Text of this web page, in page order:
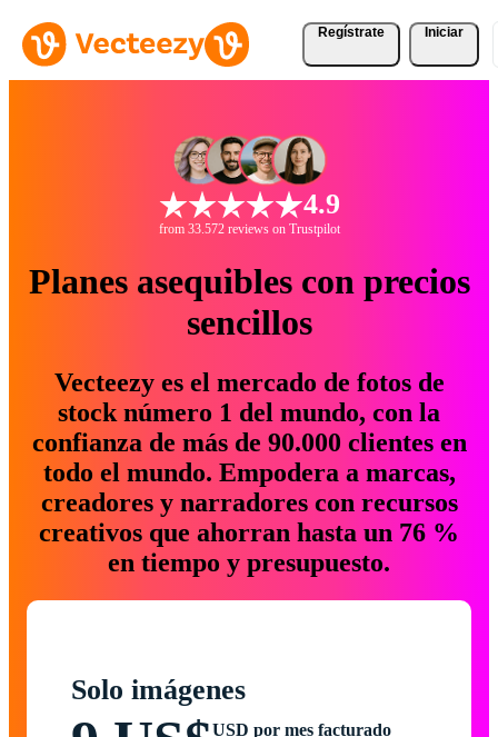
Regístrate Iniciar
4.9
from 33.572 reviews on Trustpilot
Planes asequibles con precios
sencillos
Vecteezy es el mercado de fotos de
stock número 1 del mundo, con la
confianza de más de 90.000 clientes en
todo el mundo. Empodera a marcas,
creadores y narradores con recursos
creativos que ahorran hasta un 76 %
en tiempo y presupuesto.
Solo imágenes
USD por mes facturado